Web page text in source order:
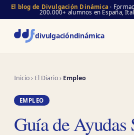
El blog de Divulgación Dinámica ·
200.000+ alumnos en España,
divulgacióndinámica
Inicio› El Diario› Empleo
EMPLEO
Guía de Ayudas